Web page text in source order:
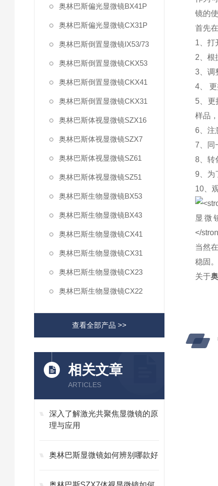
奥林巴斯偏光显微镜BX41P
奥林巴斯偏光显微镜CX31P
奥林巴斯倒置显微镜IX53/73
奥林巴斯倒置显微镜CKX53
奥林巴斯倒置显微镜CKX41
奥林巴斯倒置显微镜CKX31
奥林巴斯体视显微镜SZX16
奥林巴斯体视显微镜SZX7
奥林巴斯体视显微镜SZ61
奥林巴斯体视显微镜SZ51
奥林巴斯生物显微镜BX53
奥林巴斯生物显微镜BX43
奥林巴斯生物显微镜CX41
奥林巴斯生物显微镜CX31
奥林巴斯生物显微镜CX23
奥林巴斯生物显微镜CX22
查看全部产品 >>
相关文章
ARTICLES
深入了解激光共聚焦显微镜的原
理与应用
奥林巴斯显微镜如何辨别哪款好
镜的
首先
1、打
2、根
3、调
4、
5、更
样品
6、注
7、同
8、转
9、为
10、
当然
稳固
关于